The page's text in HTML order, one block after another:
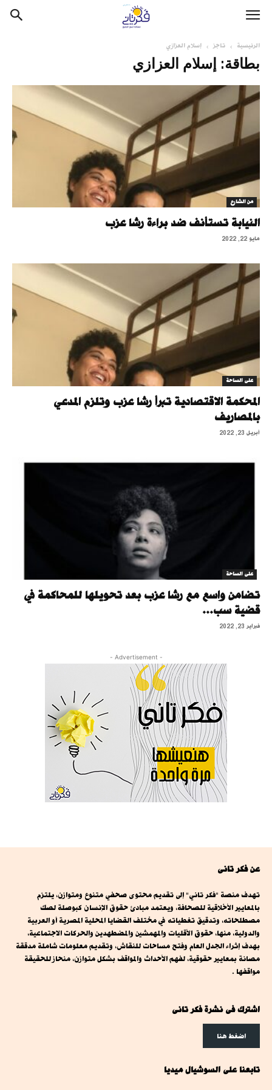
الرئيسية تاجز إسلام العزازي
بطاقة: إسلام العزازي
من الشارع
النيابة تستأنف ضد براءة رشا عزب
مايو 22, 2022
على الساحة
المحكمة الاقتصادية تبرأ رشا عزب وتلزم المدعي
بالمصاريف
أبريل 23, 2022
على الساحة
تضامن واسع مع رشا عزب بعد تحويلها للمحاكمة في
قضية سب...
فبراير 23, 2022
- Advertisement -
عن فكر تانى
تهدف منصة "فكر تاني" إلى تقديم محتوى صحفي متنوع ومتوازن، يلتزم
بالمعايير الأخلاقية للصحافة، ويعتمد مبادئ حقوق الإنسان كبوصلة لصك
مصطلحاته، وتدقيق تغطياته في مختلف القضايا المحلية المصرية أو العربية
والدولية، منها، حقوق الأقليات والمهمشين والمضطهدين والحركات الاجتماعية،
بهدف إثراء الجدل العام وفتح مساحات للنقاش، وتقديم معلومات شاملة مدققة
مصانة بمعايير حقوقية، لفهم الأحداث والمواقف بشكل متوازن، منحاز للحقيقة
مواقفها .
اشترك فى نشرة فكر تانى
اضغط هنا
تابعنا على السوشيال ميديا